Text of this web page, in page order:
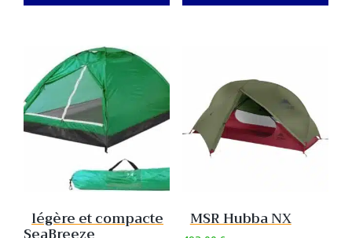
légère et compacte MSR Hubba NX